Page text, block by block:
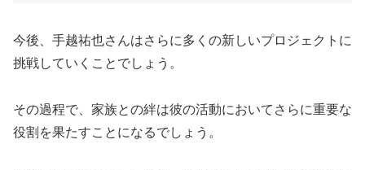
今後、手越祐也さんはさらに多くの新しいプロジェクトに
挑戦していくことでしょう。
その過程で、家族との絆は彼の活動においてさらに重要な
役割を果たすことになるでしょう。